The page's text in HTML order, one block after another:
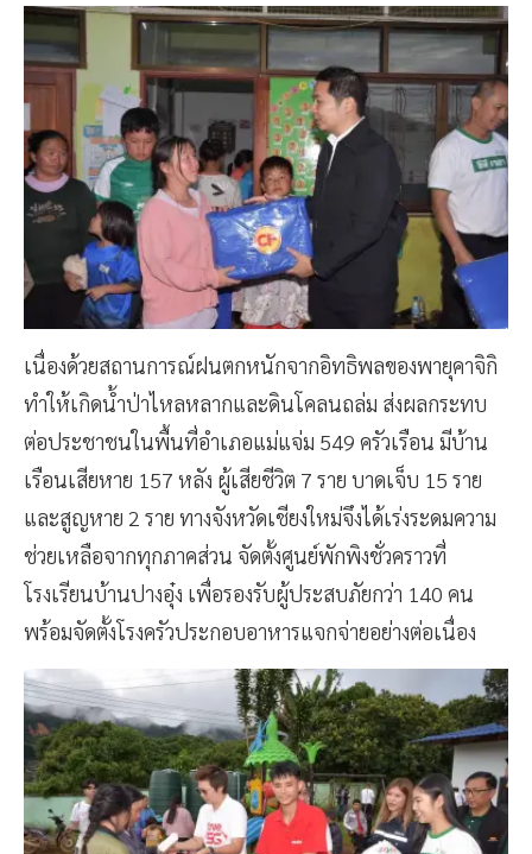
เนื่องด้วยสถานการณ์ฝนตกหนักจากอิทธิพลของพายุคาจิกิ
ทำให้เกิดน้ำป่าไหลหลากและดินโคลนถล่ม ส่งผลกระทบ
ต่อประชาชนในพื้นที่อำเภอแม่แจ่ม 549 ครัวเรือน มีบ้าน
เรือนเสียหาย 157 หลัง ผู้เสียชีวิต 7 ราย บาดเจ็บ 15 ราย
และสูญหาย 2 ราย ทางจังหวัดเชียงใหม่จึงได้เร่งระดมความ
ช่วยเหลือจากทุกภาคส่วน จัดตั้งศูนย์พักพิงชั่วคราวที่
โรงเรียนบ้านปางอุ๋ง เพื่อรองรับผู้ประสบภัยกว่า 140 คน
พร้อมจัดตั้งโรงครัวประกอบอาหารแจกจ่ายอย่างต่อเนื่อง